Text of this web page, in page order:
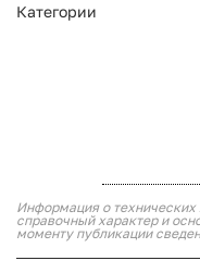
Категории
Информация о технических
справочный характер и
моменту публикации